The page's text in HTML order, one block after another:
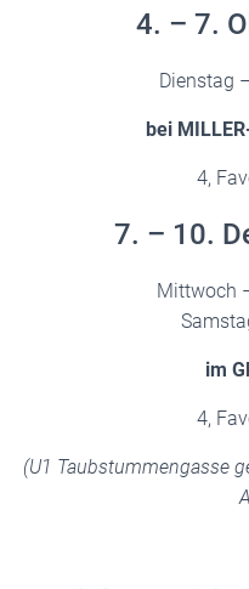
4. – 7.
Dienstag
bei
4,
7. – 10.
Mittwoch
im
4,
(U1 Taubstummengasse